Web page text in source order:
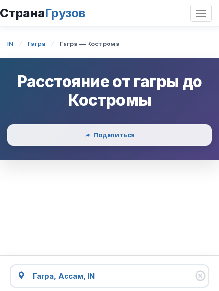
СтранаГрузов
IN Гагра Гагра — Кострома
Расстояние от гагры до
Костромы
Поделиться